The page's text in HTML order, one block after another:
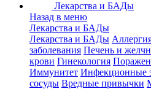
Лекарства и БАДы
Назад в меню
Лекарства и БАДы
Лекарства и БАДы
заболевания Печень и
крови Гинекология
Иммунитет Инфекционные
сосуды Вредные привычки